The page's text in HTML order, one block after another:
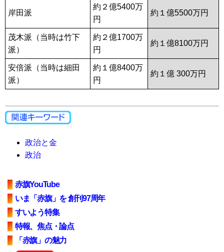
岸田派
約２億5400万
円
約１億5500万円
茂木派（当時は竹下
派）
約２億1700万
円
約１億8100万円
安倍派（当時は細田
派）
約１億8400万
円
約１億 300万円
政治と金
政治
赤旗YouTube
いま「赤旗」を 創刊97周年
すいよう特集
特報、焦点・論点
「赤旗」の魅力